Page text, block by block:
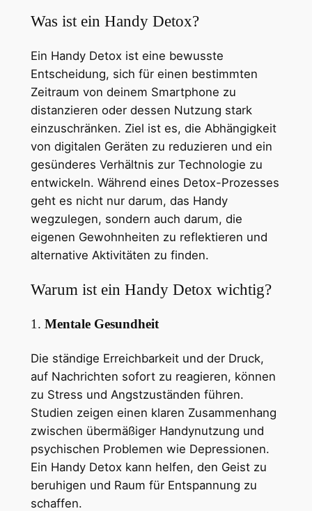
Was ist ein Handy Detox?
Ein Handy Detox ist eine bewusste
Entscheidung, sich für einen bestimmten
Zeitraum von deinem Smartphone zu
distanzieren oder dessen Nutzung stark
einzuschränken. Ziel ist es, die Abhängigkeit
von digitalen Geräten zu reduzieren und ein
gesünderes Verhältnis zur Technologie zu
entwickeln. Während eines Detox-Prozesses
geht es nicht nur darum, das Handy
wegzulegen, sondern auch darum, die
eigenen Gewohnheiten zu reflektieren und
alternative Aktivitäten zu finden.
Warum ist ein Handy Detox wichtig?
1. Mentale Gesundheit
Die ständige Erreichbarkeit und der Druck,
auf Nachrichten sofort zu reagieren, können
zu Stress und Angstzuständen führen.
Studien zeigen einen klaren Zusammenhang
zwischen übermäßiger Handynutzung und
psychischen Problemen wie Depressionen.
Ein Handy Detox kann helfen, den Geist zu
beruhigen und Raum für Entspannung zu
schaffen.